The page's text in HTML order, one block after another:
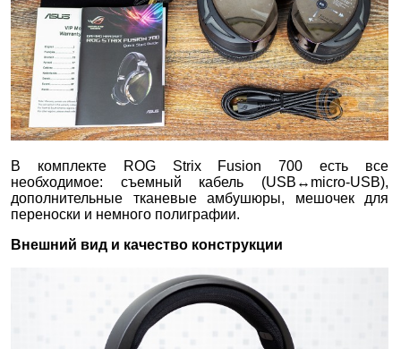
В комплекте ROG Strix Fusion 700 есть все
необходимое: съемный кабель (USB↔micro-USB),
дополнительные тканевые амбушюры, мешочек для
переноски и немного полиграфии.
Внешний вид и качество конструкции